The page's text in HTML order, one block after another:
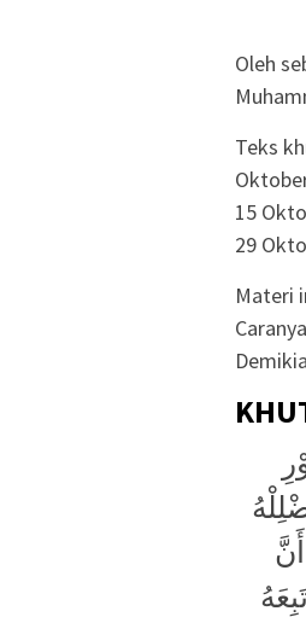
Oleh
Teks
15
29
Materi